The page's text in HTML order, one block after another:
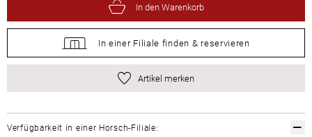
In den Warenkorb
In einer Filiale finden & reservieren
Artikel merken
Verfügbarkeit in einer Horsch-Filiale: